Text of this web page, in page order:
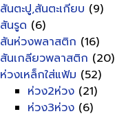
สันตะปู,สันตะเกียบ (9)
สันรูด (6)
สันห่วงพลาสติก (16)
สันเกลียวพลาสติก (20)
ห่วงเหล็กใส่แฟ้ม (52)
ห่วง2ห่วง (21)
ห่วง3ห่วง (6)